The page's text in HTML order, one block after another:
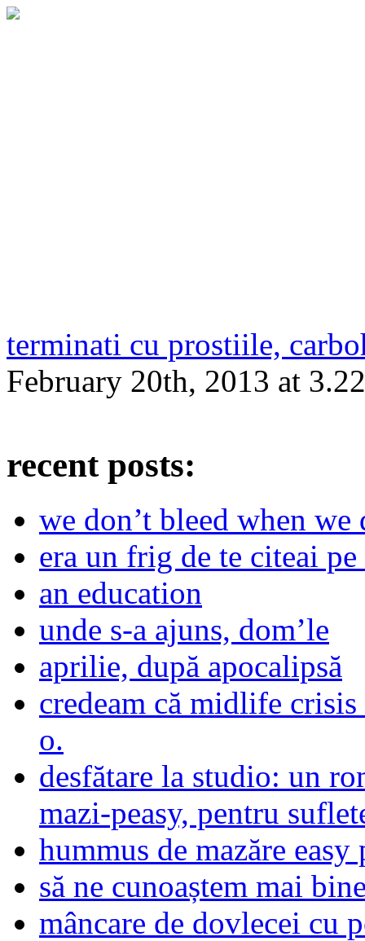
terminati cu prostiile,
February 20th, 2013 at
recent posts:
we don’t bleed when we
era un frig de te citeai
an education
unde s-a ajuns, dom’le
aprilie, după apocalipsă
credeam că midlife crisis
o.
desfătare la studio: un
mazi-peasy, pentru
hummus de mazăre easy
să ne cunoaștem mai
mâncare de dovlecei cu